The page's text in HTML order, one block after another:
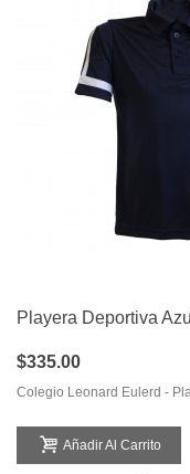
Playera Deportiva
$335.00
Colegio Leonard Eulerd -
Añadir Al Carrito